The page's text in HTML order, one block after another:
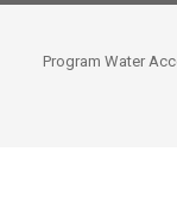
2026 Tidak Sekadar